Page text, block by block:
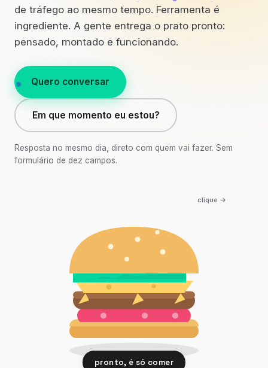
de tráfego ao mesmo tempo. Ferramenta é
ingrediente. A gente entrega o prato pronto:
pensado, montado e funcionando.
Quero conversar
Em que momento eu estou?
Resposta no mesmo dia, direto com quem vai fazer. Sem
formulário de dez campos.
clique →
pronto, é só comer